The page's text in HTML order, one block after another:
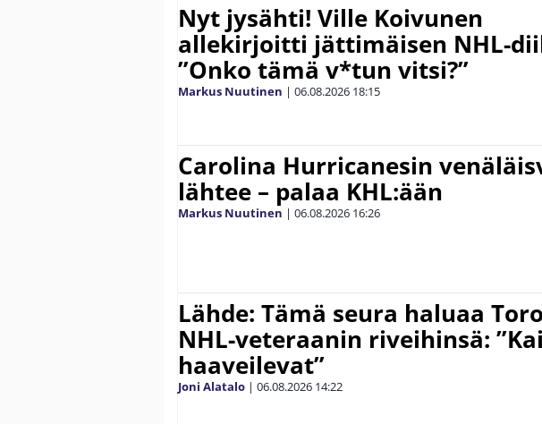
Nyt jysähti! Ville Koivunen
allekirjoitti jättimäisen NHL-
”Onko tämä v*tun vitsi?”
Markus Nuutinen | 06.08.2026 18:15
Carolina Hurricanesin
lähtee – palaa KHL:ään
Markus Nuutinen | 06.08.2026 16:26
Lähde: Tämä seura haluaa
NHL-veteraanin riveihinsä:
haaveilevat”
Joni Alatalo | 06.08.2026 14:22